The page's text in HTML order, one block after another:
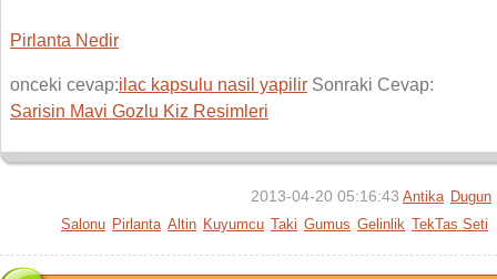
Pirlanta Nedir
onceki cevap:ilac kapsulu nasil yapilir Sonraki Cevap:
Sarisin Mavi Gozlu Kiz Resimleri
2013-04-20 05:16:43 Antika Dugun
Salonu Pirlanta Altin Kuyumcu Taki Gumus Gelinlik TekTas Seti